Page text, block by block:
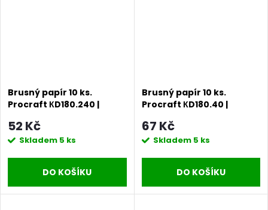
Brusný papír 10 ks.
Procraft КD180.240 |
52 Kč
Skladem 5 ks
DO KOŠÍKU
Brusný papír 10 ks.
Procraft КD180.40 |
67 Kč
Skladem 5 ks
DO KOŠÍKU